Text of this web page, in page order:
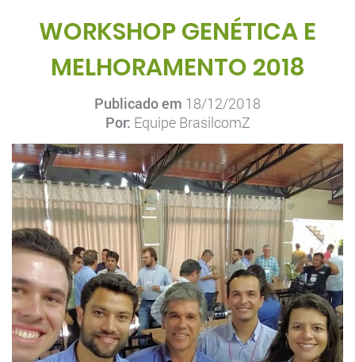
WORKSHOP GENÉTICA E
MELHORAMENTO 2018
Publicado em 18/12/2018
Por: Equipe BrasilcomZ